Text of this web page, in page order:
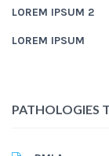
LOREM IPSUM 2
LOREM IPSUM
PATHOLOGIES